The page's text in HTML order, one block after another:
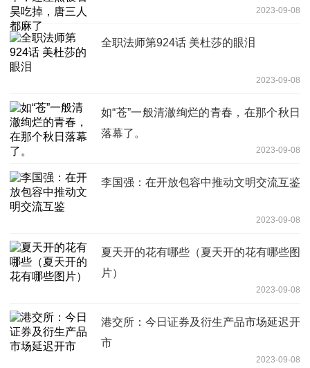
2023-09-08
全职法师第924话 美杜莎的眼泪
2023-09-08
如“苍”一般清澈绚烂的青春，在那个秋日
落幕了。
2023-09-08
李国强：在开放包容中推动文明交流互鉴
2023-09-08
夏天开的花有哪些（夏天开的花有哪些图
片）
2023-09-08
港交所：今日证券及衍生产品市场延迟开
市
2023-09-08